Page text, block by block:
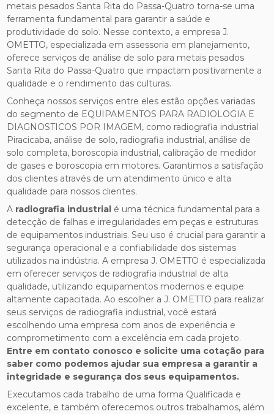
metais pesados Santa Rita do Passa-Quatro torna-se uma
ferramenta fundamental para garantir a saúde e
produtividade do solo. Nesse contexto, a empresa J.
OMETTO, especializada em assessoria em planejamento,
oferece serviços de análise de solo para metais pesados
Santa Rita do Passa-Quatro que impactam positivamente a
qualidade e o rendimento das culturas.
Conheça nossos serviços entre eles estão opções variadas
do segmento de EQUIPAMENTOS PARA RADIOLOGIA E
DIAGNOSTICOS POR IMAGEM, como radiografia industrial
Piracicaba, análise de solo, radiografia industrial, análise de
solo completa, boroscopia industrial, calibração de medidor
de gases e boroscopia em motores. Garantimos a satisfação
dos clientes através de um atendimento único e alta
qualidade para nossos clientes.
A radiografia industrial é uma técnica fundamental para a
detecção de falhas e irregularidades em peças e estruturas
de equipamentos industriais. Seu uso é crucial para garantir a
segurança operacional e a confiabilidade dos sistemas
utilizados na indústria. A empresa J. OMETTO é especializada
em oferecer serviços de radiografia industrial de alta
qualidade, utilizando equipamentos modernos e equipe
altamente capacitada. Ao escolher a J. OMETTO para realizar
seus serviços de radiografia industrial, você estará
escolhendo uma empresa com anos de experiência e
comprometimento com a excelência em cada projeto.
Entre em contato conosco e solicite uma cotação para
saber como podemos ajudar sua empresa a garantir a
integridade e segurança dos seus equipamentos.
Executamos cada trabalho de uma forma Qualificada e
excelente, e também oferecemos outros trabalhamos, além